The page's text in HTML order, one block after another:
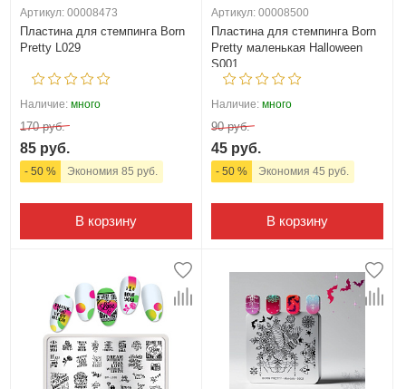
Артикул: 00008473
Пластина для стемпинга Born
Pretty L029
Наличие: много
170 руб.
85 руб.
- 50 % Экономия 85 руб.
В корзину
Артикул: 00008500
Пластина для стемпинга Born
Pretty маленькая Halloween
S001
Наличие: много
90 руб.
45 руб.
- 50 % Экономия 45 руб.
В корзину